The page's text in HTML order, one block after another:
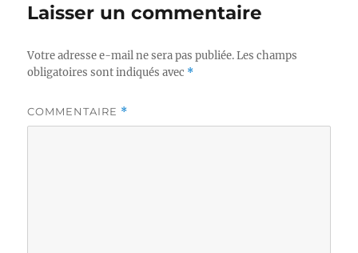
Laisser un commentaire
Votre adresse e-mail ne sera pas publiée. Les champs
obligatoires sont indiqués avec *
COMMENTAIRE *